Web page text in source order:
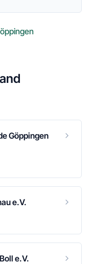
Göppingen
e.V.
e.V.